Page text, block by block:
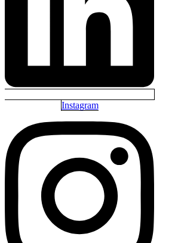
Instagram